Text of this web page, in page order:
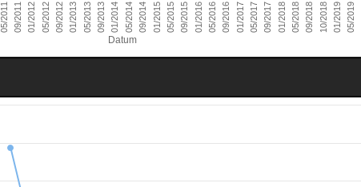
Datum
05/2011 09/2011 01/2012 05/2012 09/2012 01/2013 05/2013 09/2013 01/2014 05/2014 09/2014 01/2015 05/2015 09/2015 01/2016 05/2016 09/2016 01/2017 05/2017 09/2017 01/2018 05/2018 09/2018 10/2018 01/2019 05/2019